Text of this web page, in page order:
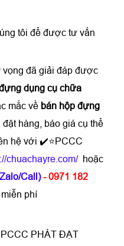
tôi để được tư vấn
vọng đã giải đáp được
dụng cụ chữa
mắc về bán hộp đựng
đặt hàng, báo giá cụ thể
hệ với ✔️⭐PCCC
chuachayre.com/ hoặc
Call) - 0971 182
phí
PHÁT ĐẠT